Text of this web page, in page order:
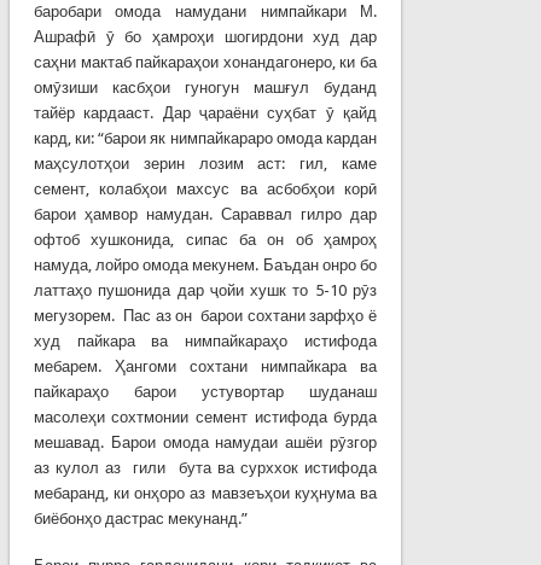
баробари омода намудани нимпайкари М.
Ашрафӣ ӯ бо ҳамроҳи шогирдони худ дар
саҳни мактаб пайкараҳои хонандагонеро, ки ба
омӯзиши касбҳои гуногун машғул буданд
тайёр кардааст. Дар ҷараёни суҳбат ӯ қайд
кард, ки: “барои як нимпайкараро омода кардан
маҳсулотҳои зерин лозим аст: гил, каме
семент, колабҳои махсус ва асбобҳои корӣ
барои ҳамвор намудан. Сараввал гилро дар
офтоб хушконида, сипас ба он об ҳамроҳ
намуда, лойро омода мекунем. Баъдан онро бо
латтаҳо пушонида дар ҷойи хушк то 5-10 рӯз
мегузорем. Пас аз он барои сохтани зарфҳо ё
худ пайкара ва нимпайкараҳо истифода
мебарем. Ҳангоми сохтани нимпайкара ва
пайкараҳо барои устувортар шуданаш
масолеҳи сохтмонии семент истифода бурда
мешавад. Барои омода намудаи ашёи рӯзгор
аз кулол аз гили бута ва сурххок истифода
мебаранд, ки онҳоро аз мавзеъҳои куҳнума ва
биёбонҳо дастрас мекунанд.”